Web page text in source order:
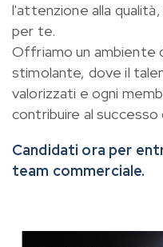
l'attenzione alla
per te.
Offriamo un ambiente
stimolante, dove il
valorizzati e ogni
contribuire al successo
Candidati ora per
team commerciale.